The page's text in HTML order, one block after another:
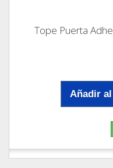
Tope Puerta
Añadir